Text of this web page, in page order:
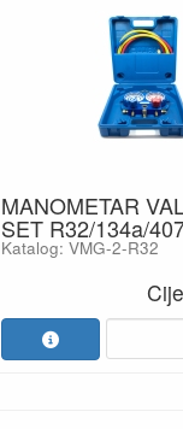
MANOMETAR
SET R32/134a/
Katalog: VMG-2-R32